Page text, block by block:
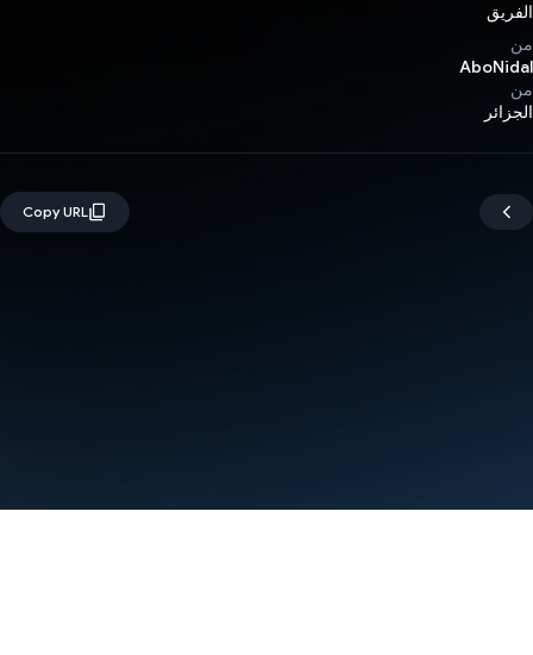
الفريق
من
AboNidal
من
الجزائر